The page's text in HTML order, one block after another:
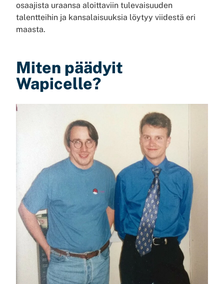
osaajista uraansa aloittaviin tulevaisuuden
talentteihin ja kansalaisuuksia löytyy viidestä eri
maasta.
Miten päädyit
Wapicelle?